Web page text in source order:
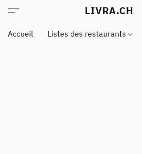
LIVRA.CH
Accueil Listes des restaurants